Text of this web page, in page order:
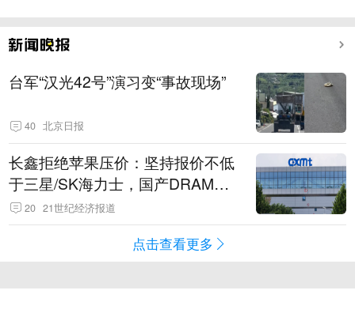
台军“汉光42号”演习变“事故现场”
40 北京日报
长鑫拒绝苹果压价：坚持报价不低
于三星/SK海力士，国产DRAM掌
握定价权
20 21世纪经济报道
点击查看更多